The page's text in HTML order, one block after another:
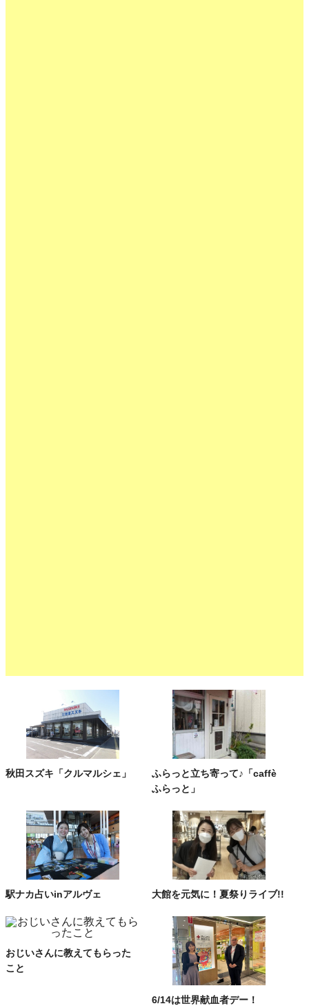
秋田スズキ「クルマルシェ」
ふらっと立ち寄って♪「caffè
ふらっと」
駅ナカ占いinアルヴェ 大館を元気に！夏祭りライブ!!
おじいさんに教えてもらった
こと
6/14は世界献血者デー！